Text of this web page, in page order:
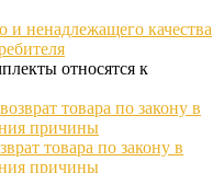
и ненадлежащего качества
относятся к
товара по закону в
причины